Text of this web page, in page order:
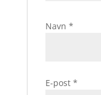
Navn *
E-post *